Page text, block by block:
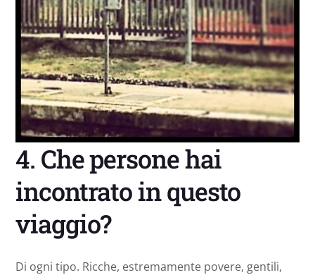
4. Che persone hai
incontrato in questo
viaggio?
Di ogni tipo. Ricche, estremamente povere, gentili,